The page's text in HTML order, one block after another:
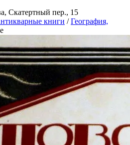
Скатертный пер., 15
книги / География,